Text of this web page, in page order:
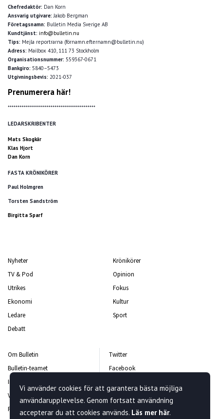
Chefredaktör: Dan Korn
Ansvarig utgivare: Jakob Bergman
Företagsnamn: Bulletin Media Sverige AB
Kundtjänst: info@bulletin.nu
Tips: Mejla reportrarna (förnamn.efternamn@bulletin.nu)
Adress: Mailbox 410, 111 73 Stockholm
Organisationsnummer: 559367-0671
Bankgiro: 5840–5473
Utgivningsbevis: 2021-037
Prenumerera här!
*********************************************
LEDARSKRIBENTER
Mats Skogkär
Klas Hjort
Dan Korn
FASTA KRÖNIKÖRER
Paul Holmgren
Torsten Sandström
Birgitta Sparf
Nyheter
TV & Pod
Utrikes
Ekonomi
Ledare
Debatt
Krönikörer
Opinion
Fokus
Kultur
Sport
Om Bulletin
Bulletin-teamet
Integritetspolicy
Vanliga frågor och svar
Rättelsepolicy
Twitter
Facebook
Nyhetsbrev
Vi använder cookies för att garantera bästa möjliga
användarupplevelse. Genom fortsatt användning
accepterar du att cookies används. Läs mer här.